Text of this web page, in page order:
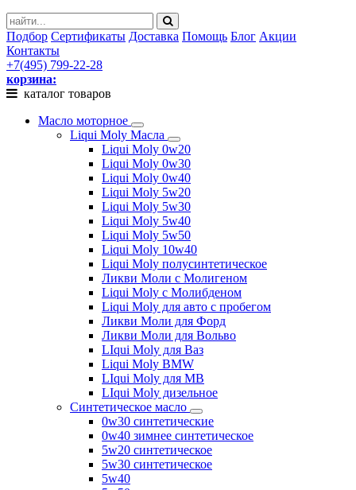
Подбор Сертификаты Доставка Помощь Блог Акции
Контакты
+7(495) 799-22-28
корзина:
каталог товаров
Масло моторное
Liqui Moly Масла
Liqui Moly 0w20
Liqui Moly 0w30
Liqui Moly 0w40
Liqui Moly 5w20
Liqui Moly 5w30
Liqui Moly 5w40
Liqui Moly 5w50
Liqui Moly 10w40
Liqui Moly полусинтетическое
Ликви Моли с Молигеном
Liqui Moly с Молибденом
Liqui Moly для авто с пробегом
Ликви Моли для Форд
Ликви Моли для Вольво
LIqui Moly для Ваз
Liqui Moly BMW
LIqui Moly для MB
LIqui Moly дизельное
Синтетическое масло
0w30 синтетические
0w40 зимнее синтетическое
5w20 синтетическое
5w30 синтетическое
5w40